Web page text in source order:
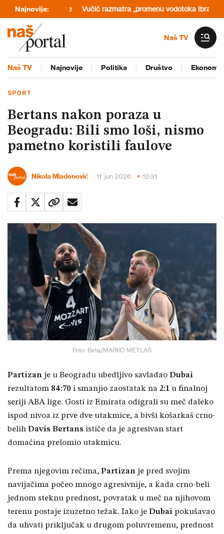
Najnovije:
i Ukrajine Vučić razmatra „promenu vodotoka Ibra“: Kaže –
Naš TV
Naš TV Najnovije Politika Društvo
SPORT
Bertans nakon poraza u
Beogradu: Bili smo loši, nismo
pametno koristili faulove
Nikola Mladenović 11. jun 2026. 12:31
Foto: Beta/MARKO METLAS
Partizan je u Beogradu ubedljivo savladao Dubai
rezultatom 84:70 i smanjio zaostatak na 2:1 u finalnoj
seriji ABA lige. Gosti iz Emirata odigrali su meč daleko
ispod nivoa iz prve dve utakmice, a bivši košarkaš crno-
belih Davis Bertans ističe da je agresivan start
domaćina prelomio utakmicu.
Prema njegovim rečima, Partizan je pred svojim
navijačima počeo mnogo agresivnije, a kada crno-beli
jednom steknu prednost, povratak u meč na njihovom
terenu postaje izuzetno težak. Iako je Dubai pokušavao
da uhvati priključak u drugom poluvremenu, prednost